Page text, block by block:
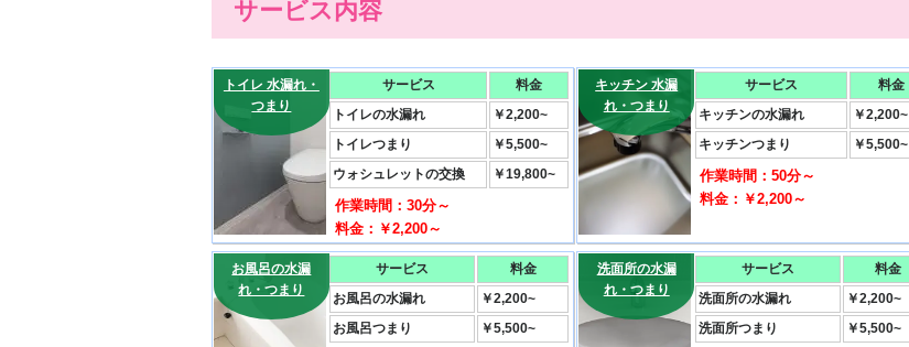
サービス内容
トイレ 水漏れ・
つまり
サービス
料金
トイレの水漏れ
￥2,200~
トイレつまり
￥5,500~
ウォシュレットの交換
￥19,800~
作業時間：30分～
料金：￥2,200～
キッチン 水漏
れ・つまり
サービス
料金
キッチンの水漏れ
￥2,200~
キッチンつまり
￥5,500~
作業時間：50分～
料金：￥2,200～
お風呂の水漏
れ・つまり
サービス
料金
お風呂の水漏れ
￥2,200~
お風呂つまり
￥5,500~
洗面所の水漏
れ・つまり
サービス
料金
洗面所の水漏れ
￥2,200~
洗面所つまり
￥5,500~